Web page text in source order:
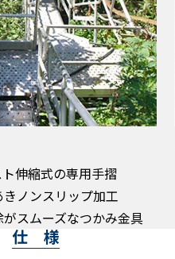
ト伸縮式の専用手摺
きノンスリップ加工
がスムーズなつかみ金具
仕 様